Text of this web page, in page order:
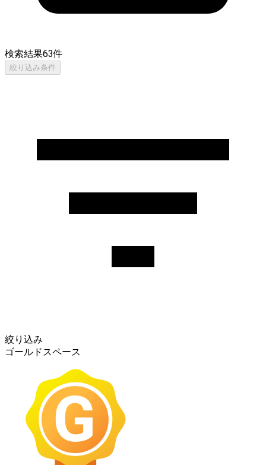
検索結果63件
絞り込み条件
絞り込み
ゴールドスペース